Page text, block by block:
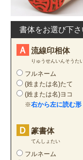
書体をお選び下さ
Ａ 流線印相体
りゅうせんいんそうた
フルネーム
(姓または名)たて
(姓または名)ヨコ
※右から左に読む形
Ｄ 篆書体
てんしょたい
フルネーム